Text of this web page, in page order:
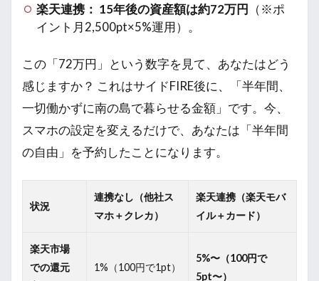
楽天連携： 15年後の資産額は約72万円 （※ポ
イント月2,500pt×5%運用）。
この「72万円」という数字を見て、あなたはどう
感じますか？ これはサイドFIRE後に、「半年間、
一切働かずに南の島で暮らせる金額」です。今、
スマホの設定を変えるだけで、あなたは「半年間
の自由」を予約したことになります。
状況
連携なし（他社ス
マホ＋クレカ）
楽天連携（楽天モバ
イル＋カード）
楽天市場
での還元
1%（100円で1pt）
5%〜（100円で
5pt〜）